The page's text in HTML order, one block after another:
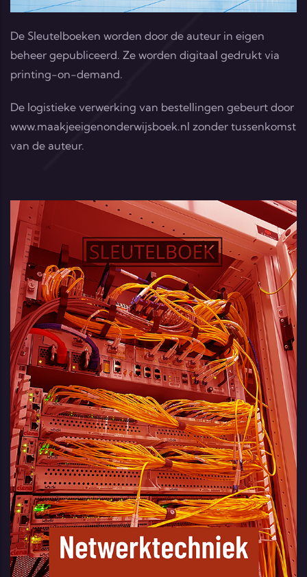
De Sleutelboeken worden door de auteur in eigen
beheer gepubliceerd. Ze worden digitaal gedrukt via
printing-on-demand.
De logistieke verwerking van bestellingen gebeurt door
www.maakjeeigenonderwijsboek.nl zonder tussenkomst
van de auteur.